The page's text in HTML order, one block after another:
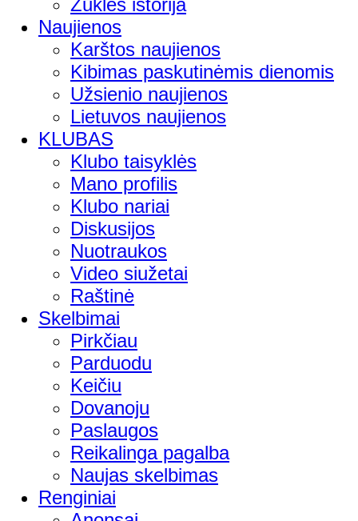
Naujienos
Karštos naujienos
Kibimas paskutinėmis dienomis
Užsienio naujienos
Lietuvos naujienos
KLUBAS
Klubo taisyklės
Mano profilis
Klubo nariai
Diskusijos
Nuotraukos
Video siužetai
Raštinė
Skelbimai
Pirkčiau
Parduodu
Keičiu
Dovanoju
Paslaugos
Reikalinga pagalba
Naujas skelbimas
Renginiai